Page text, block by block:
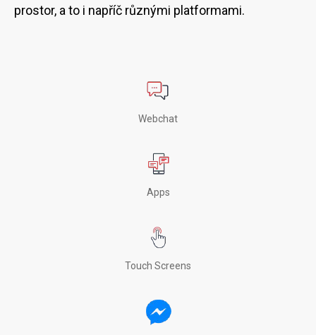
prostor, a to i napříč různými platformami.
Webchat
Apps
Touch Screens